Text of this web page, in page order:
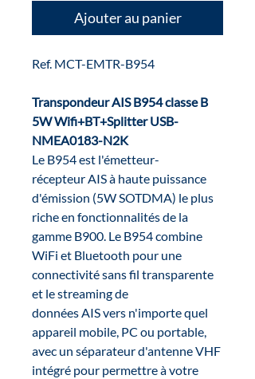
Ajouter au panier
Ref. MCT-EMTR-B954
Transpondeur AIS B954 classe B
5W Wifi+BT+Splitter USB-
NMEA0183-N2K
Le B954 est l'émetteur-
récepteur AIS à haute puissance
d'émission (5W SOTDMA) le plus
riche en fonctionnalités de la
gamme B900. Le B954 combine
WiFi et Bluetooth pour une
connectivité sans fil transparente
et le streaming de
données AIS vers n'importe quel
appareil mobile, PC ou portable,
avec un séparateur d'antenne VHF
intégré pour permettre à votre